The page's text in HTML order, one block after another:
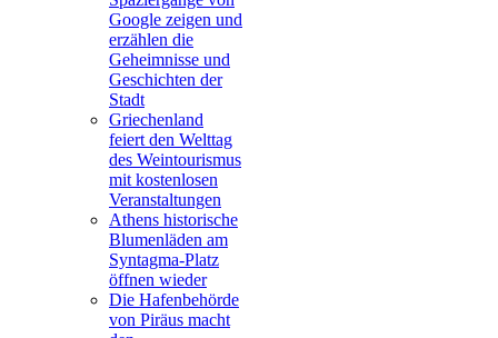
Google zeigen und
erzählen die
Geheimnisse und
Geschichten der
Stadt
Griechenland
feiert den Welttag
des Weintourismus
mit kostenlosen
Veranstaltungen
Athens historische
Blumenläden am
Syntagma-Platz
öffnen wieder
Die Hafenbehörde
von Piräus macht